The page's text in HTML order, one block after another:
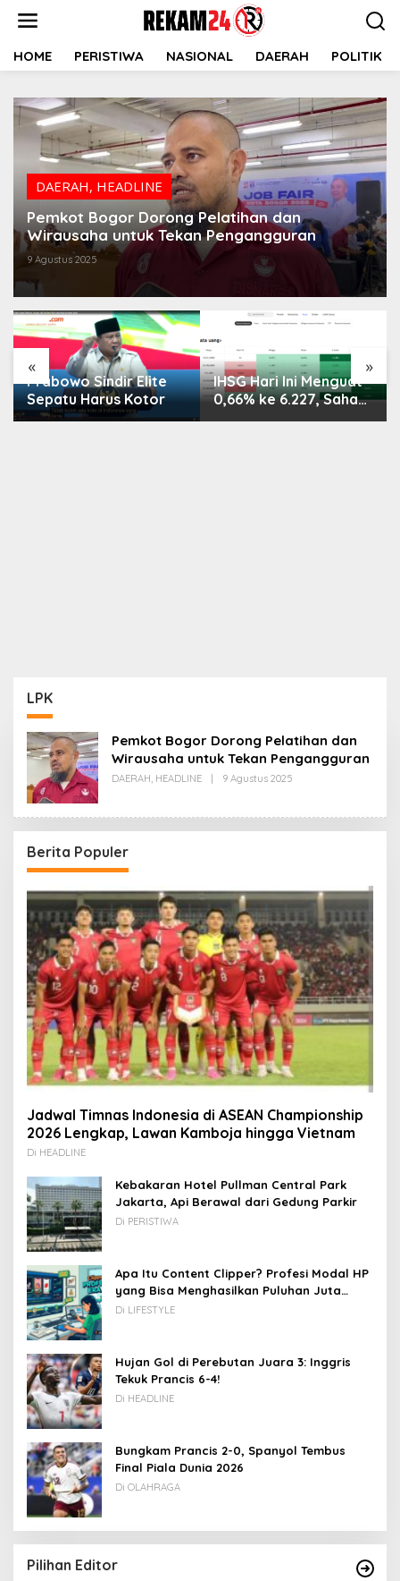
HOME PERISTIWA NASIONAL DAERAH POLITIK
DAERAH, HEADLINE
Pemkot Bogor Dorong Pelatihan dan
Wirausaha untuk Tekan Pengangguran
9 Agustus 2025
« »
Prabowo Sindir Elite
Sepatu Harus Kotor
IHSG Hari Ini Menguat
0,66% ke 6.227, Saham
LPK
Pemkot Bogor Dorong Pelatihan dan
Wirausaha untuk Tekan Pengangguran
DAERAH, HEADLINE 9 Agustus 2025
Berita Populer
Jadwal Timnas Indonesia di ASEAN Championship
2026 Lengkap, Lawan Kamboja hingga Vietnam
Di HEADLINE
Kebakaran Hotel Pullman Central Park
Jakarta, Api Berawal dari Gedung Parkir
Di PERISTIWA
Apa Itu Content Clipper? Profesi Modal HP
yang Bisa Menghasilkan Puluhan Juta
Rupiah
Di LIFESTYLE
Hujan Gol di Perebutan Juara 3: Inggris
Tekuk Prancis 6-4!
Di HEADLINE
Bungkam Prancis 2-0, Spanyol Tembus
Final Piala Dunia 2026
Di OLAHRAGA
Pilihan Editor